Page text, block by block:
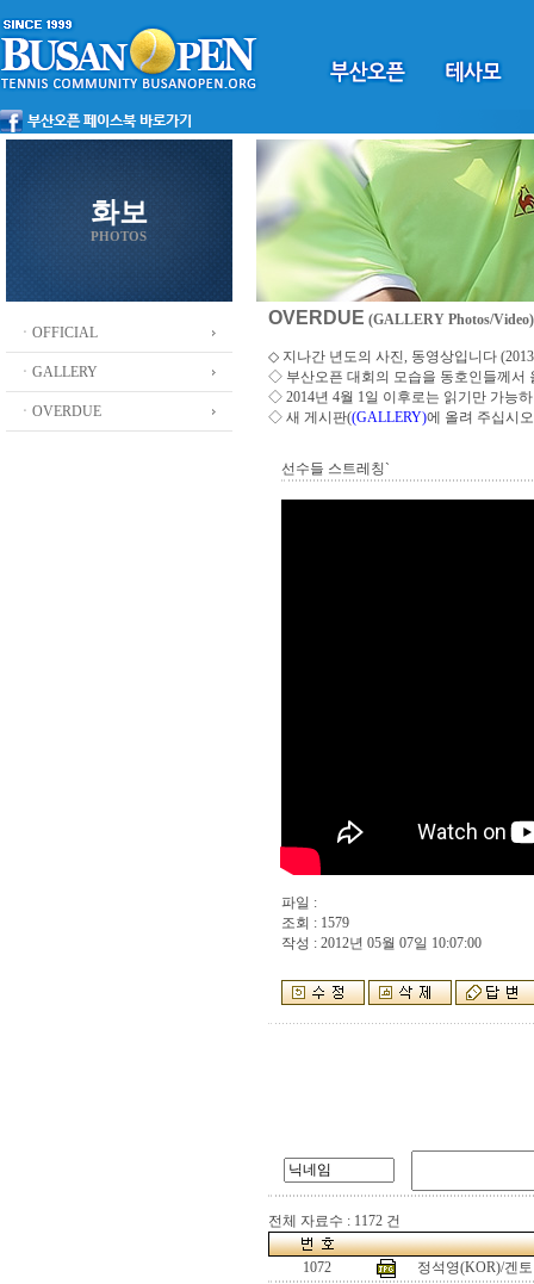
화보
PHOTOS
ㆍOFFICIAL
ㆍGALLERY
ㆍOVERDUE
OVERDUE (GALLERY Photos/Video)
◇ 지나간 년도의 사진, 동영상입니다
◇ 부산오픈 대회의 모습을 동호인들께서
◇ 2014년 4월 1일 이후로는 읽기만 가능
◇ 새 게시판((GALLERY)에 올려 주십시오
선수들 스트레칭`
파일 :
조회 : 1579
작성 : 2012년 05월 07일 10:07:00
전체 자료수 : 1172 건
1072
정석영(KOR)/겐